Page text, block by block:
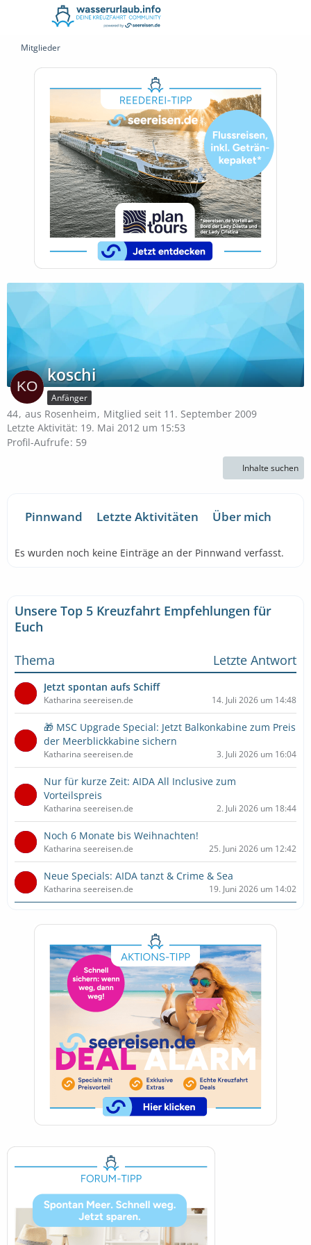
Mitglieder
koschi
Anfänger
44 aus Rosenheim
Mitglied seit 11. September 2009
Letzte Aktivität: 19. Mai 2012 um 15:53
Profil-Aufrufe 59
Inhalte suchen
Pinnwand Letzte Aktivitäten Über mich
Es wurden noch keine Einträge an der Pinnwand verfasst.
Unsere Top 5 Kreuzfahrt Empfehlungen für
Euch
Thema
Letzte Antwort
Jetzt spontan aufs Schiff
Katharina seereisen.de 14. Juli 2026 um 14:48
🎁 MSC Upgrade Special: Jetzt Balkonkabine zum Preis
der Meerblickkabine sichern
Katharina seereisen.de 3. Juli 2026 um 16:04
Nur für kurze Zeit: AIDA All Inclusive zum
Vorteilspreis
Katharina seereisen.de 2. Juli 2026 um 18:44
Noch 6 Monate bis Weihnachten!
Katharina seereisen.de 25. Juni 2026 um 12:42
Neue Specials: AIDA tanzt & Crime & Sea
Katharina seereisen.de 19. Juni 2026 um 14:02